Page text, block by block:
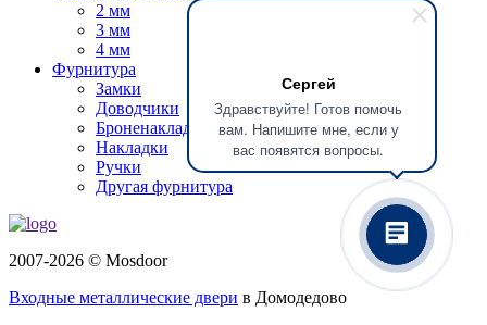
Сергей
Здравствуйте! Готов помочь
вам. Напишите мне, если у
вас появятся вопросы.
2 мм
3 мм
4 мм
Фурнитура
Замки
Доводчики
Броненакладки
Накладки
Ручки
Другая фурнитура
2007-2026 © Mosdoor
Входные металлические двери в Домодедово